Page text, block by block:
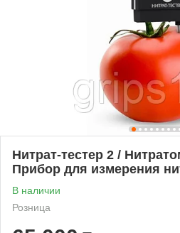
Нитрат-тестер 2 /
Прибор для измерения
В наличии
Розница